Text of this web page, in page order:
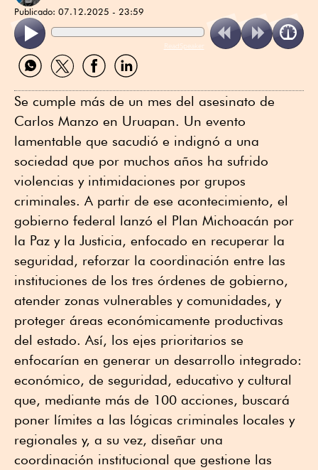
Publicado: 07.12.2025 - 23:59
ReadSpeaker
Compartir
por
Compartir
por
Compartir
por
Compartir
por
Se cumple más de un mes del asesinato de
Carlos Manzo en Uruapan. Un evento
lamentable que sacudió e indignó a una
sociedad que por muchos años ha sufrido
violencias y intimidaciones por grupos
criminales. A partir de ese acontecimiento, el
gobierno federal lanzó el Plan Michoacán por
la Paz y la Justicia, enfocado en recuperar la
seguridad, reforzar la coordinación entre las
instituciones de los tres órdenes de gobierno,
atender zonas vulnerables y comunidades, y
proteger áreas económicamente productivas
del estado. Así, los ejes prioritarios se
enfocarían en generar un desarrollo integrado:
económico, de seguridad, educativo y cultural
que, mediante más de 100 acciones, buscará
poner límites a las lógicas criminales locales y
regionales y, a su vez, diseñar una
coordinación institucional que gestione las